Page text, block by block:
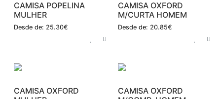
CAMISA POPELINA
MULHER
Desde de: 25.30€
CAMISA OXFORD
M/CURTA HOMEM
Desde de: 20.85€
CAMISA OXFORD
CAMISA OXFORD